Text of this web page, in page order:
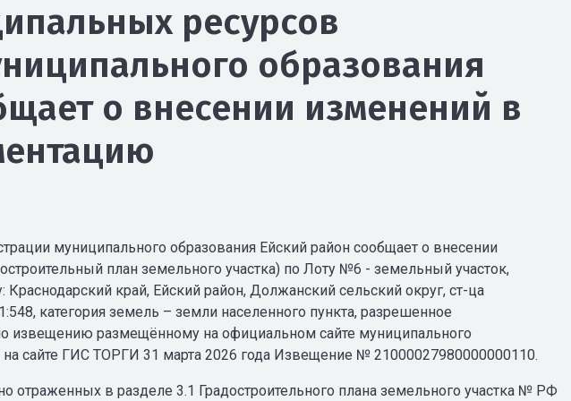
ресурсов
образования
о внесении изменений в
муниципального образования Ейский район сообщает о внесении
план земельного участка) по Лоту №6 - земельный участок,
край, Ейский район, Должанский сельский округ, ст-ца
категория земель – земли населенного пункта, разрешенное
извещению размещённому на официальном сайте муниципального
на сайте ГИС ТОРГИ 31 марта 2026 года Извещение № 21000027980000000110.
отраженных в разделе 3.1 Градостроительного плана земельного участка № РФ